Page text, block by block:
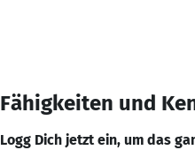
Fähigkeiten und
Logg Dich jetzt ein, um das